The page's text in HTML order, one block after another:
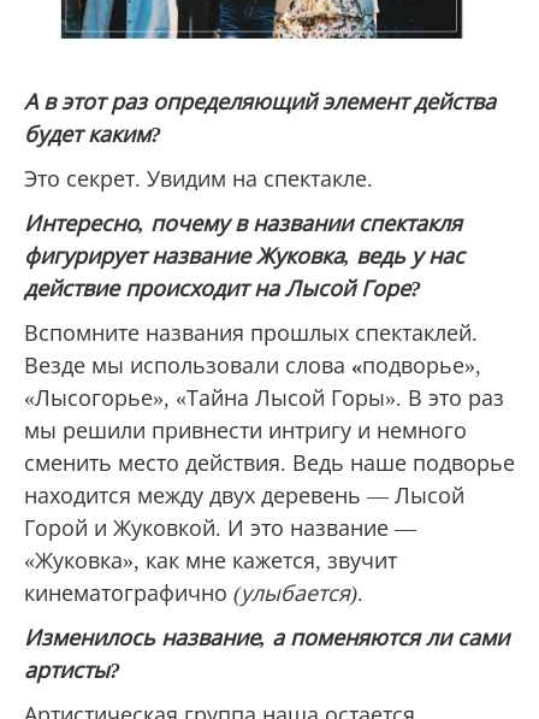
А в этот раз определяющий элемент действа
будет каким?
Это секрет. Увидим на спектакле.
Интересно, почему в названии спектакля
фигурирует название Жуковка, ведь у нас
действие происходит на Лысой Горе?
Вспомните названия прошлых спектаклей.
Везде мы использовали слова «подворье»,
«Лысогорье», «Тайна Лысой Горы». В это раз
мы решили привнести интригу и немного
сменить место действия. Ведь наше подворье
находится между двух деревень — Лысой
Горой и Жуковкой. И это название —
«Жуковка», как мне кажется, звучит
кинематографично (улыбается).
Изменилось название, а поменяются ли сами
артисты?